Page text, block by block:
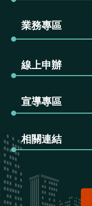
業務專區
線上申辦
宣導專區
相關連結